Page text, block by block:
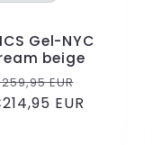
Gel-NYC
beige
EUR
EUR